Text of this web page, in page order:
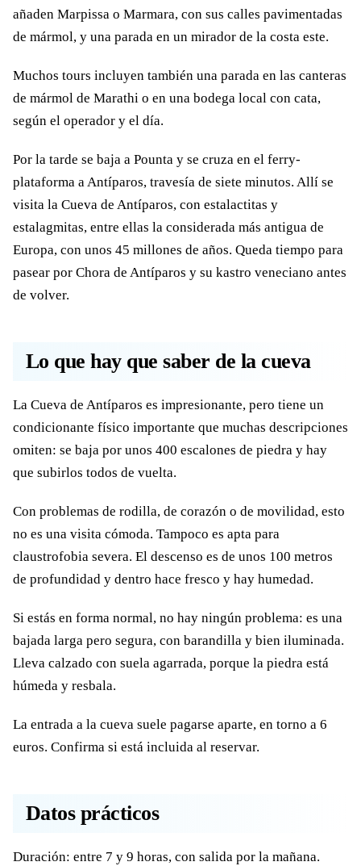
añaden Marpissa o Marmara, con sus calles pavimentadas
de mármol, y una parada en un mirador de la costa este.
Muchos tours incluyen también una parada en las canteras
de mármol de Marathi o en una bodega local con cata,
según el operador y el día.
Por la tarde se baja a Pounta y se cruza en el ferry-
plataforma a Antíparos, travesía de siete minutos. Allí se
visita la Cueva de Antíparos, con estalactitas y
estalagmitas, entre ellas la considerada más antigua de
Europa, con unos 45 millones de años. Queda tiempo para
pasear por Chora de Antíparos y su kastro veneciano antes
de volver.
Lo que hay que saber de la cueva
La Cueva de Antíparos es impresionante, pero tiene un
condicionante físico importante que muchas descripciones
omiten: se baja por unos 400 escalones de piedra y hay
que subirlos todos de vuelta.
Con problemas de rodilla, de corazón o de movilidad, esto
no es una visita cómoda. Tampoco es apta para
claustrofobia severa. El descenso es de unos 100 metros
de profundidad y dentro hace fresco y hay humedad.
Si estás en forma normal, no hay ningún problema: es una
bajada larga pero segura, con barandilla y bien iluminada.
Lleva calzado con suela agarrada, porque la piedra está
húmeda y resbala.
La entrada a la cueva suele pagarse aparte, en torno a 6
euros. Confirma si está incluida al reservar.
Datos prácticos
Duración: entre 7 y 9 horas, con salida por la mañana.